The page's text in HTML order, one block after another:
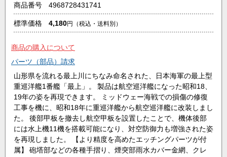
商品番号 4968728431741
標準価格 4,180円 （税込・送料別）
商品の購入について
パーツ（部品）請求
山形県を流れる最上川にちなみ命名された、日本海軍の最上型
重巡洋艦1番艦「最上」。 製品は航空巡洋艦になった昭和18、
19年の姿を再現できます。 ミッドウェー海戦での損傷の修復
工事を機に、昭和18年に重巡洋艦から航空巡洋艦に改装しまし
た。 後部甲板を撤去し航空甲板を設置したことで、機体後部
には水上機11機を搭載可能になり、対空防御力も増強された姿
を再現しました。 【より精度を高めたエッチングパーツが付
属】 砲塔部などの各種手摺り、煙突部雨水カバー金網、クレ